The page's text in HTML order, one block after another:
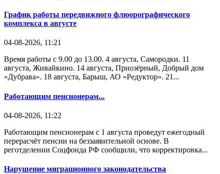
График работы передвижного флюорографического
комплекса в августе
04-08-2026, 11:21
Время работы с 9.00 до 13.00. 4 августа, Самородки. 11
августа, Живайкино. 14 августа, Приозёрный, Добрый дом
«Дубрава». 18 августа, Барыш, АО «Редуктор». 21...
Работающим пенсионерам...
04-08-2026, 11:22
Работающим пенсионерам с 1 августа проведут ежегодный
перерасчёт пенсии на беззаявительной основе. В
реготделении Соцфонда РФ сообщили, что корректировка...
Нарушение миграционного законодательства